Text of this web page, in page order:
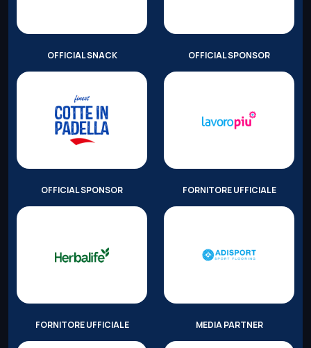
OFFICIAL SNACK OFFICIAL SPONSOR
OFFICIAL SPONSOR FORNITORE UFFICIALE
FORNITORE UFFICIALE MEDIA PARTNER